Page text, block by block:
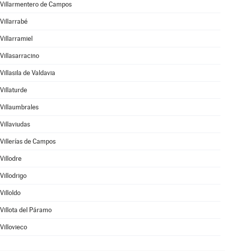
Villarmentero de Campos
Villarrabé
Villarramiel
Villasarracino
Villasila de Valdavia
Villaturde
Villaumbrales
Villaviudas
Villerías de Campos
Villodre
Villodrigo
Villoldo
Villota del Páramo
Villovieco